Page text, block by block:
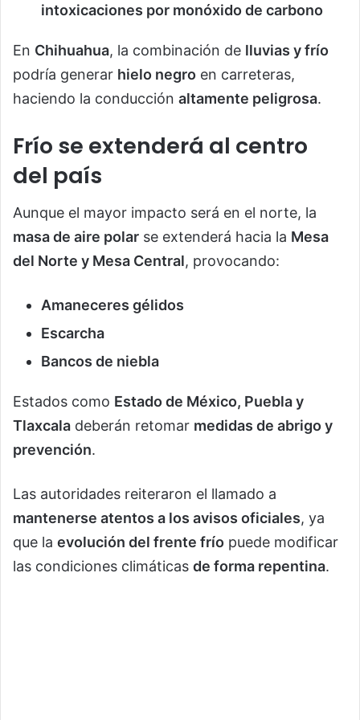
intoxicaciones por monóxido de carbono
En Chihuahua, la combinación de lluvias y frío
podría generar hielo negro en carreteras,
haciendo la conducción altamente peligrosa.
Frío se extenderá al centro
del país
Aunque el mayor impacto será en el norte, la
masa de aire polar se extenderá hacia la Mesa
del Norte y Mesa Central, provocando:
Amaneceres gélidos
Escarcha
Bancos de niebla
Estados como Estado de México, Puebla y
Tlaxcala deberán retomar medidas de abrigo y
prevención.
Las autoridades reiteraron el llamado a
mantenerse atentos a los avisos oficiales, ya
que la evolución del frente frío puede modificar
las condiciones climáticas de forma repentina.